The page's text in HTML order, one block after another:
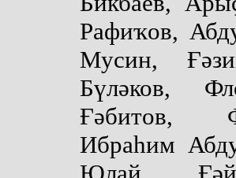
Рафиҡов,
Мусин,
Бүләков,
Ғәбитов,
Ибраһим